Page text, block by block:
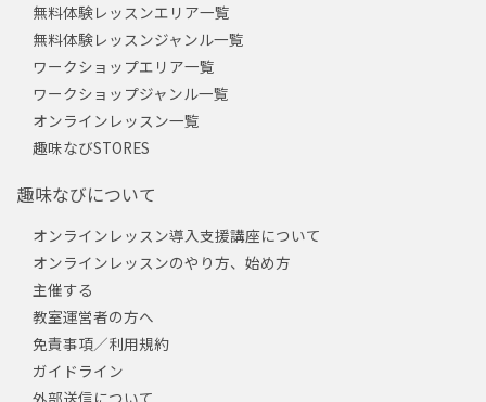
無料体験レッスンエリア一覧
無料体験レッスンジャンル一覧
ワークショップエリア一覧
ワークショップジャンル一覧
オンラインレッスン一覧
趣味なびSTORES
趣味なびについて
オンラインレッスン導入支援講座について
オンラインレッスンのやり方、始め方
主催する
教室運営者の方へ
免責事項／利用規約
ガイドライン